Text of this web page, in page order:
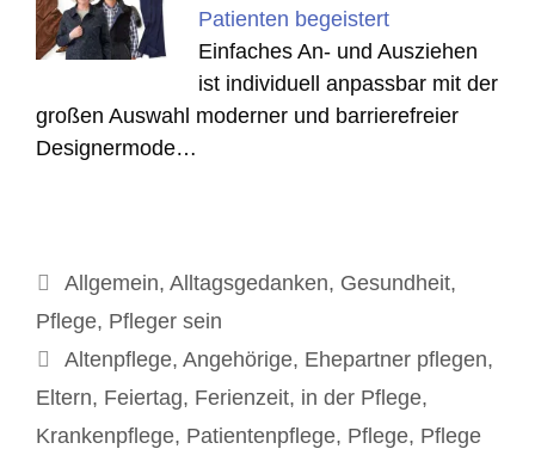
Patienten begeistert
Einfaches An- und Ausziehen
ist individuell anpassbar mit der
großen Auswahl moderner und barrierefreier
Designermode…
Kategorien
Allgemein, Alltagsgedanken, Gesundheit,
Pflege, Pfleger sein
Schlagwörter
Altenpflege, Angehörige, Ehepartner pflegen,
Eltern, Feiertag, Ferienzeit, in der Pflege,
Krankenpflege, Patientenpflege, Pflege, Pflege